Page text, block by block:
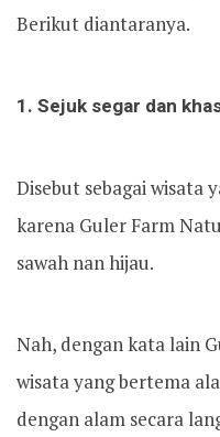
Berikut diantaranya.
1. Sejuk segar dan
Disebut sebagai wisata
karena Guler Farm
sawah nan hijau.
Nah, dengan kata lain
wisata yang bertema
dengan alam secara